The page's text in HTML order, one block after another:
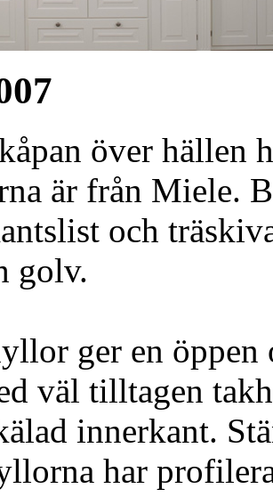
över hällen
är från Miele.
och
golv.
ger en
väl tilltagen
innerkant.
har